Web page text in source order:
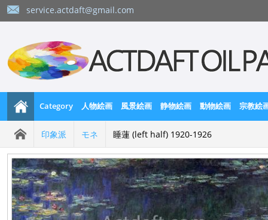
service.actdaft@gmail.com
Category 人物絵画 風景絵画 静物絵画 動物絵画 宗教絵
印象派 モネ 睡蓮 (left half) 1920-1926